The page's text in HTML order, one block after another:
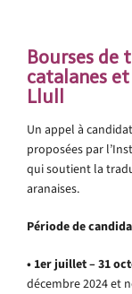
Bourses de
catalanes
Llull
Un appel à
proposées par
qui soutient la
aranaises.
Période de
• 1er juillet – 31
décembre 2024 et